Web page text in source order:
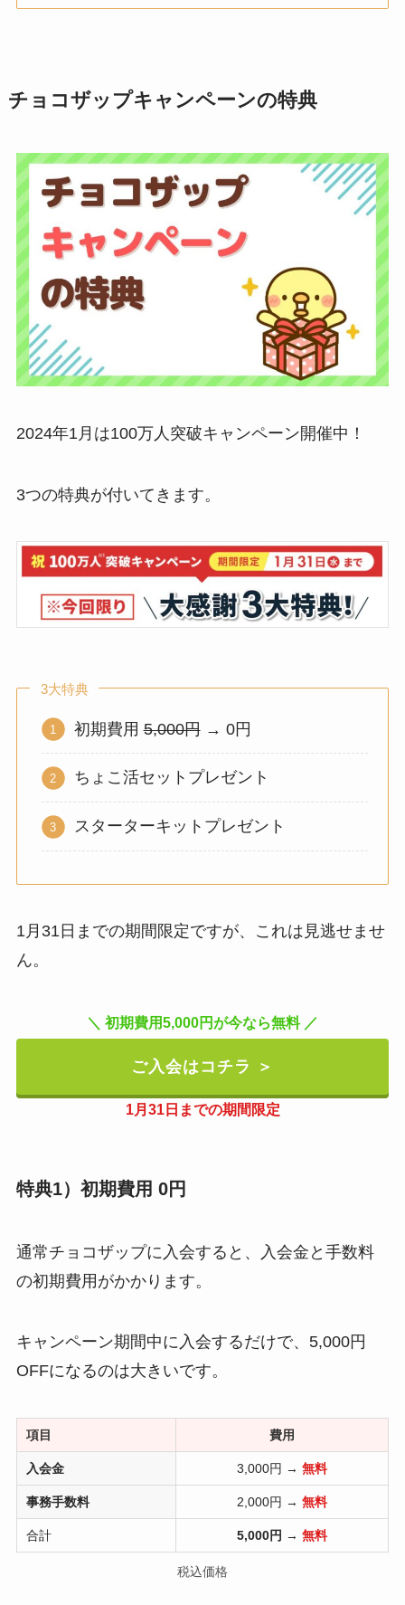
チョコザップキャンペーンの特典
2024年1月は100万人突破キャンペーン開催中！
3つの特典が付いてきます。
3大特典
初期費用5,000円→ 0円
ちょこ活セットプレゼント
スターターキットプレゼント
1月31日までの期間限定ですが、これは見逃せませ
ん。
＼ 初期費用5,000円が今なら無料 ／
ご入会はコチラ ＞
1月31日までの期間限定
特典1）初期費用 0円
通常チョコザップに入会すると、入会金と手数料
の初期費用がかかります。
キャンペーン期間中に入会するだけで、5,000円
OFFになるのは大きいです。
項目 費用
入会金 3,000円 → 無料
事務手数料 2,000円 → 無料
合計 5,000円 → 無料
税込価格